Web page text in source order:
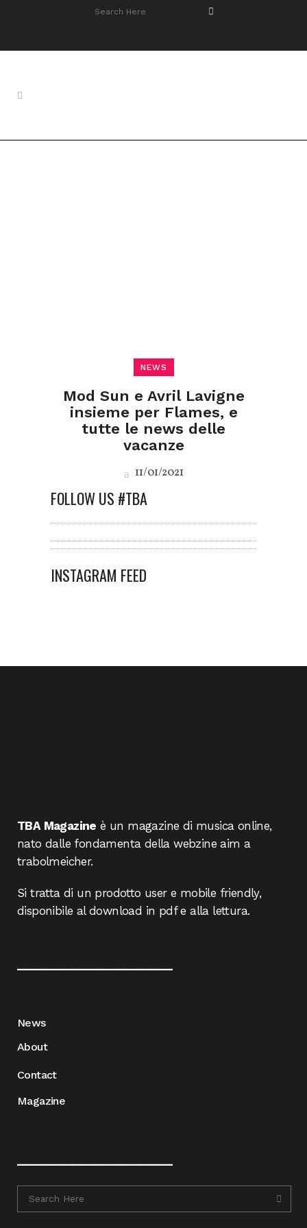
NEWS
Mod Sun e Avril Lavigne
insieme per Flames, e
tutte le news delle
vacanze
11/01/2021
FOLLOW US #TBA
INSTAGRAM FEED
TBA Magazine è un magazine di musica online,
nato dalle fondamenta della webzine aim a
trabolmeicher.
Si tratta di un prodotto user e mobile friendly,
disponibile al download in pdf e alla lettura.
News
About
Contact
Magazine